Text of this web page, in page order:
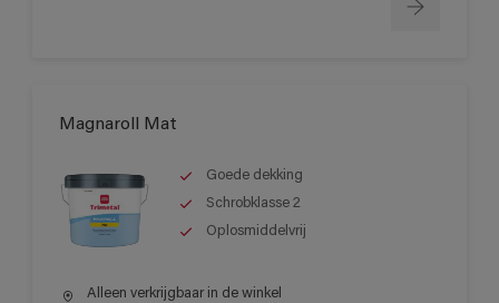
Magnaroll Mat
Goede dekking
Schrobklasse 2
Oplosmiddelvrij
Alleen verkrijgbaar in de winkel